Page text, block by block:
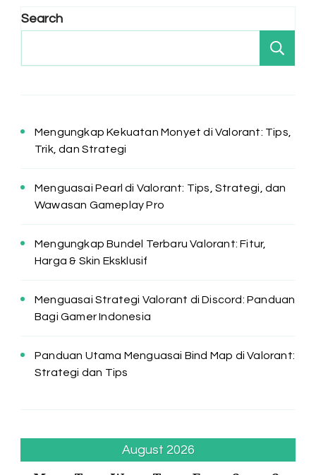
Search
Mengungkap Kekuatan Monyet di Valorant: Tips,
Trik, dan Strategi
Menguasai Pearl di Valorant: Tips, Strategi, dan
Wawasan Gameplay Pro
Mengungkap Bundel Terbaru Valorant: Fitur,
Harga & Skin Eksklusif
Menguasai Strategi Valorant di Discord: Panduan
Bagi Gamer Indonesia
Panduan Utama Menguasai Bind Map di Valorant:
Strategi dan Tips
August 2026